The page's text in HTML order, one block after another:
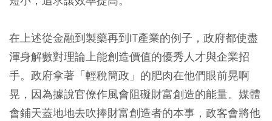
在上述從金融到製藥再到IT產業的例子，政府都使盡
渾身解數對理論上能創造價值的優秀人才與企業招
手。政府拿著「輕稅簡政」的肥肉在他們眼前晃啊
晃，因為據說官僚作風會阻礙財富創造的能量。媒體
會鋪天蓋地地去吹捧財富創造者的本事，政客會將他